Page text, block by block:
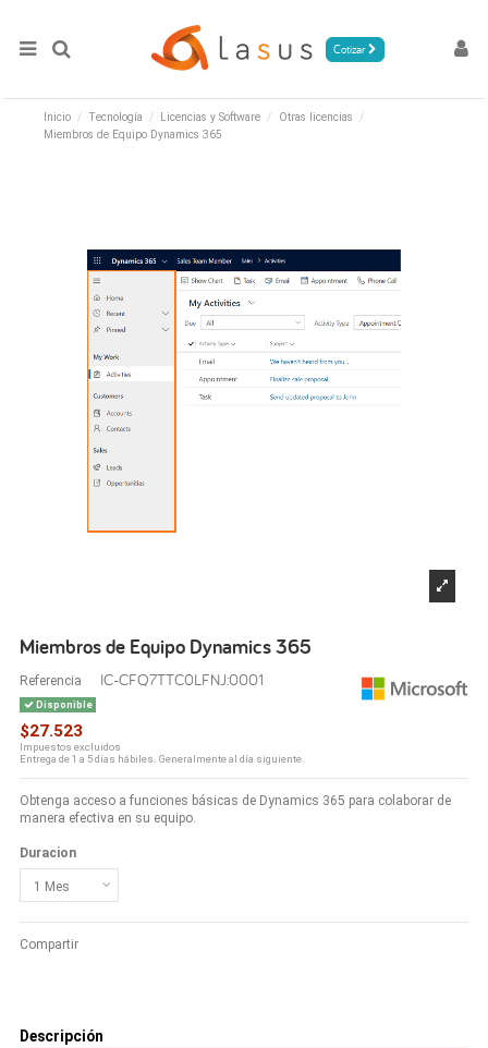
Cotizar
Inicio Tecnología Licencias y Software
Otras licencias
Miembros de Equipo Dynamics 365
Miembros de Equipo Dynamics 365
Referencia IC-CFQ7TTC0LFNJ:0001
Disponible
$27.523
Impuestos excluidos
Entrega de 1 a 5 días hábiles. Generalmente al día siguiente.
Obtenga acceso a funciones básicas de Dynamics 365 para colaborar de
manera efectiva en su equipo.
Duracion
Compartir
Descripción